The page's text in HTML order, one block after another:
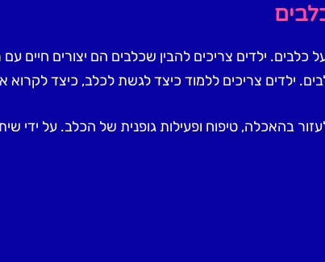
ילדים צריכים להבין שכלבים הם יצורים חיים
ילדים צריכים ללמוד כיצד לגשת לכלב, כיצד
בהאכלה, טיפוח ופעילות גופנית של הכלב. על ידי